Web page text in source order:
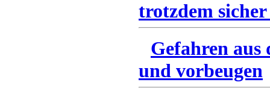
trotzdem
Gefahren
und vorbeugen